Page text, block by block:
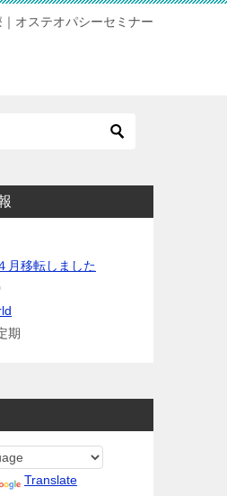
オステオパシーセミナー
月移転しました
期
Translate